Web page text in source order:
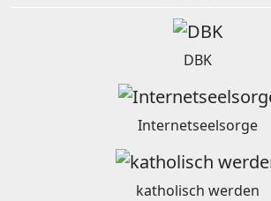
DBK
Internetseelsorge
katholisch werden